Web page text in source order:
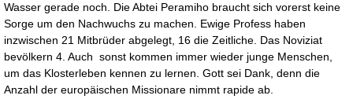
Wasser gerade noch. Die Abtei Peramiho braucht sich vorerst keine
Sorge um den Nachwuchs zu machen. Ewige Profess haben
inzwischen 21 Mitbrüder abgelegt, 16 die Zeitliche. Das Noviziat
bevölkern 4. Auch sonst kommen immer wieder junge Menschen,
um das Klosterleben kennen zu lernen. Gott sei Dank, denn die
Anzahl der europäischen Missionare nimmt rapide ab.